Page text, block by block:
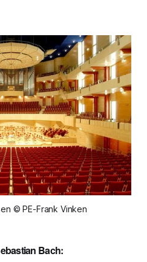
© PE-Frank Vinken
Bach: